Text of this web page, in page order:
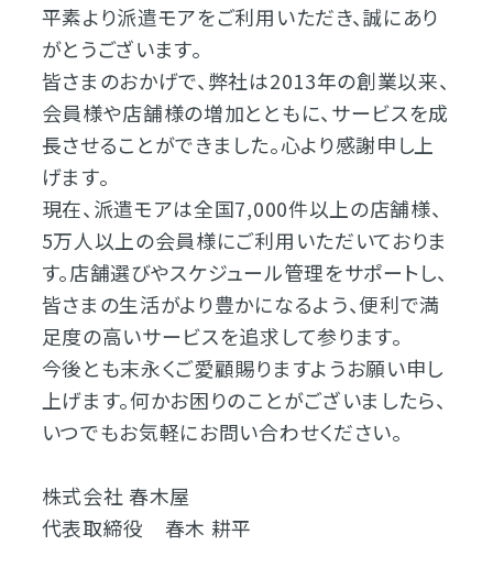
平素より派遣モアをご利用いただき、誠にあり
がとうございます。
皆さまのおかげで、弊社は2013年の創業以来、
会員様や店舗様の増加とともに、サービスを成
長させることができました。心より感謝申し上
げます。
現在、派遣モアは全国7,000件以上の店舗様、
5万人以上の会員様にご利用いただいておりま
す。店舗選びやスケジュール管理をサポートし、
皆さまの生活がより豊かになるよう、便利で満
足度の高いサービスを追求して参ります。
今後とも末永くご愛顧賜りますようお願い申し
上げます。何かお困りのことがございましたら、
いつでもお気軽にお問い合わせください。
株式会社 春木屋
代表取締役 春木 耕平